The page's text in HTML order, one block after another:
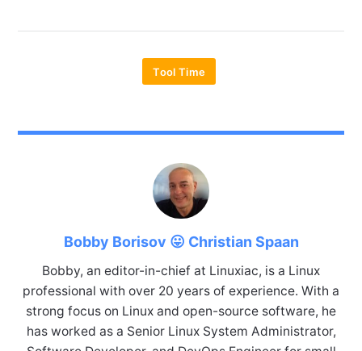
Tool Time
Bobby Borisov 😛 Christian Spaan
Bobby, an editor-in-chief at Linuxiac, is a Linux
professional with over 20 years of experience. With a
strong focus on Linux and open-source software, he
has worked as a Senior Linux System Administrator,